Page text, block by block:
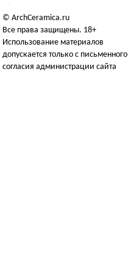
© ArchCeramica.ru
Все права защищены. 18+
Использование материалов
допускается только с письменного
согласия администрации сайта